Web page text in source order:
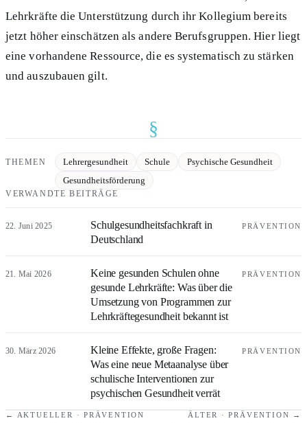
Lehrkräfte die Unterstützung durch ihr Kollegium bereits
jetzt höher einschätzen als andere Berufsgruppen. Hier liegt
eine vorhandene Ressource, die es systematisch zu stärken
und auszubauen gilt.
§
THEMEN Lehrergesundheit Schule
Psychische Gesundheit
Gesundheitsförderung
VERWANDTE BEITRÄGE
22. Juni 2025
Schulgesundheitsfachkraft in
Deutschland
PRÄVENTION
21. Mai 2026
Keine gesunden Schulen ohne
gesunde Lehrkräfte: Was über die
Umsetzung von Programmen zur
Lehrkräftegesundheit bekannt ist
PRÄVENTION
30. März 2026
Kleine Effekte, große Fragen:
Was eine neue Metaanalyse über
schulische Interventionen zur
psychischen Gesundheit verrät
PRÄVENTION
← AKTUELLER · PRÄVENTION ÄLTER · PRÄVENTION →